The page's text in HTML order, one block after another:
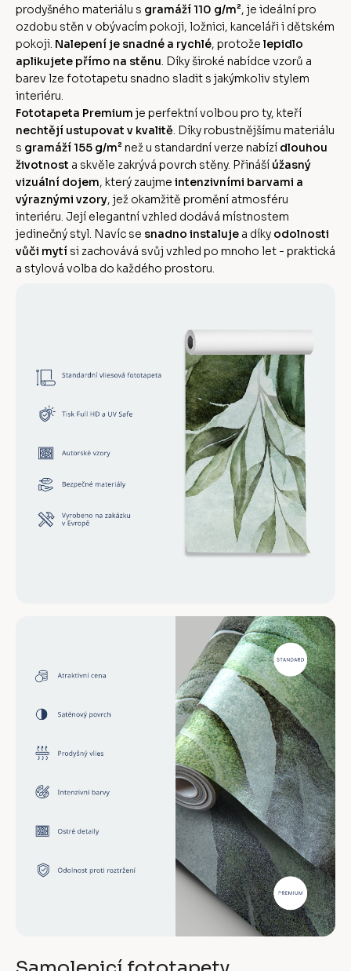
prodyšného materiálu s gramáží 110 g/m², je ideální pro
ozdobu stěn v obývacím pokoji, ložnici, kanceláři i dětském
pokoji. Nalepení je snadné a rychlé, protože lepidlo
aplikujete přímo na stěnu . Díky široké nabídce vzorů a
barev lze fototapetu snadno sladit s jakýmkoliv stylem
interiéru.
Fototapeta Premium je perfektní volbou pro ty, kteří
nechtějí ustupovat v kvalitě . Díky robustnějšímu materiálu
s gramáží 155 g/m² než u standardní verze nabízí dlouhou
životnost a skvěle zakrývá povrch stěny. Přináší úžasný
vizuální dojem, který zaujme intenzivními barvami a
výraznými vzory, jež okamžitě promění atmosféru
interiéru. Její elegantní vzhled dodává místnostem
jedinečný styl. Navíc se snadno instaluje a díky odolnosti
vůči mytí si zachovává svůj vzhled po mnoho let - praktická
a stylová volba do každého prostoru.